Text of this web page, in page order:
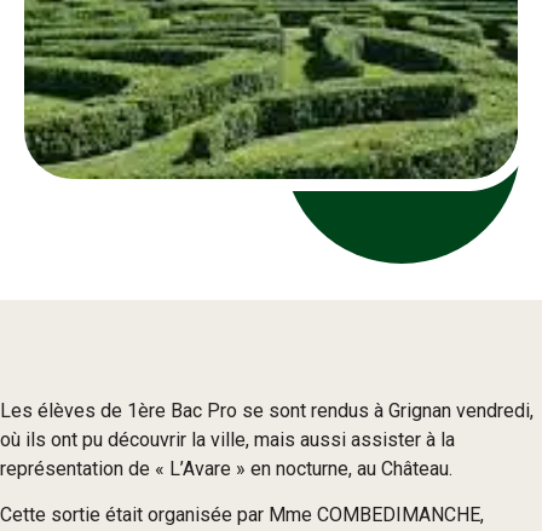
Les élèves de 1ère Bac Pro se sont rendus à Grignan vendredi,
où ils ont pu découvrir la ville, mais aussi assister à la
représentation de « L’Avare » en nocturne, au Château.
Cette sortie était organisée par Mme COMBEDIMANCHE,